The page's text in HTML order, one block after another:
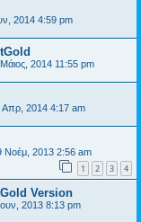
2014 4:59 pm
2014 11:55 pm
Απρ, 2014 4:17 am
Νοέμ, 2013 2:56 am
1 2 3 4
Version
2013 8:13 pm